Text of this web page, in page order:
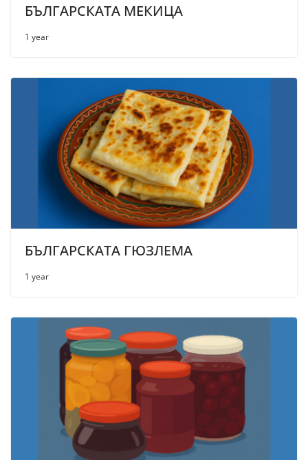
БЪЛГАРСКАТА МЕКИЦА
1 year
БЪЛГАРСКАТА ГЮЗЛЕМА
1 year